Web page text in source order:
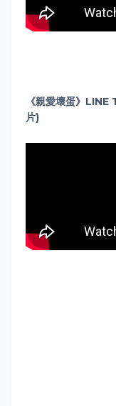
《親愛壞蛋》
片)